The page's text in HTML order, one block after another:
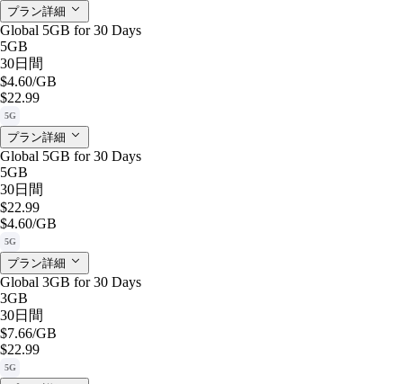
プラン詳細
Global 5GB for 30 Days
5GB
30日間
$4.60/GB
$22.99
5G
プラン詳細
Global 5GB for 30 Days
5GB
30日間
$22.99
$4.60/GB
5G
プラン詳細
Global 3GB for 30 Days
3GB
30日間
$7.66/GB
$22.99
5G